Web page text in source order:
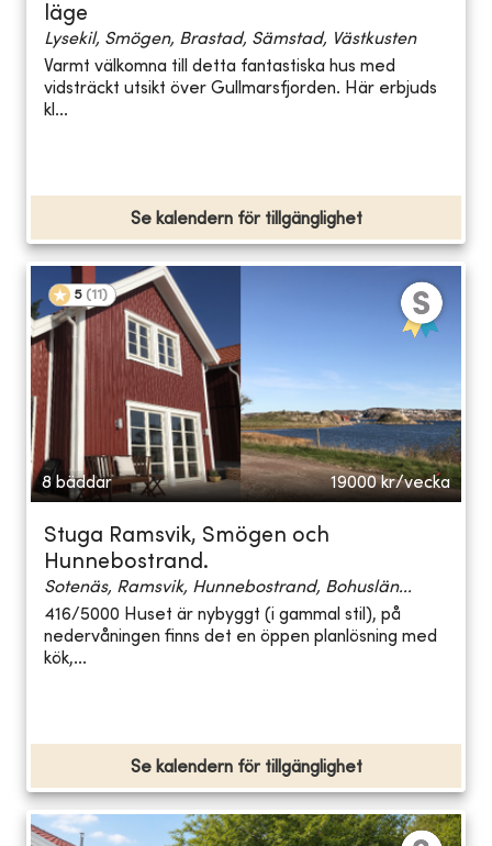
läge
Lysekil, Smögen, Brastad, Sämstad, Västkusten
Varmt välkomna till detta fantastiska hus med
vidsträckt utsikt över Gullmarsfjorden. Här erbjuds
kl...
Se kalendern för tillgänglighet
5 (11 )
8 bäddar 19000 kr/vecka
Stuga Ramsvik, Smögen och
Hunnebostrand.
Sotenäs, Ramsvik, Hunnebostrand, Bohuslän...
416/5000 Huset är nybyggt (i gammal stil), på
nedervåningen finns det en öppen planlösning med
kök,...
Se kalendern för tillgänglighet